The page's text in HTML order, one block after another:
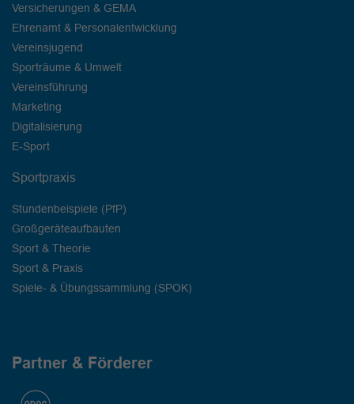
Versicherungen & GEMA
Ehrenamt & Personalentwicklung
Vereinsjugend
Sporträume & Umwelt
Vereinsführung
Marketing
Digitalisierung
E-Sport
Sportpraxis
Stundenbeispiele (PfP)
Großgeräteaufbauten
Sport & Theorie
Sport & Praxis
Spiele- & Übungssammlung (SPOK)
Partner & Förderer